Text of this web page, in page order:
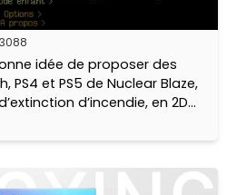
3088
idée de proposer des
PS4 et PS5 de Nuclear Blaze,
d’incendie, en 2D
Bernard, le papa de